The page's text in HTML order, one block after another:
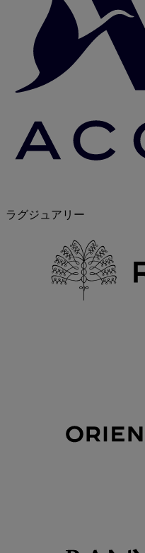
ラグジュアリー